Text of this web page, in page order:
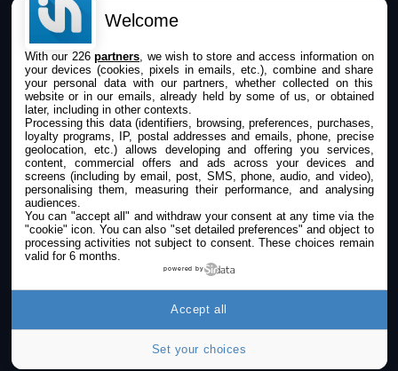
Mac
Apple TV
IPHONEADDICT
Actualité Apple
Archives keynotes
Contact
À propos
KultureGeek
©2009-2026 i2CMedia. Tous droits réservés.
Welcome
With our 226partners , we wish to store and access information on
your devices (cookies, pixels in emails, etc.), combine and share
your personal data with our partners, whether collected on this
website or in our emails, already held by some of us, or obtained
later, including in other contexts.
Processing this data (identifiers, browsing, preferences, purchases,
loyalty programs, IP, postal addresses and emails, phone, precise
geolocation, etc.) allows developing and offering you services,
content, commercial offers and ads across your devices and
screens (including by email, post, SMS, phone, audio, and video),
personalising them, measuring their performance, and analysing
audiences.
You can "accept all" and withdraw your consent at any time via the
"cookie" icon. You can also "set detailed preferences" and object to
processing activities not subject to consent. These choices remain
valid for 6 months.
powered by
Set your choices
Accept all